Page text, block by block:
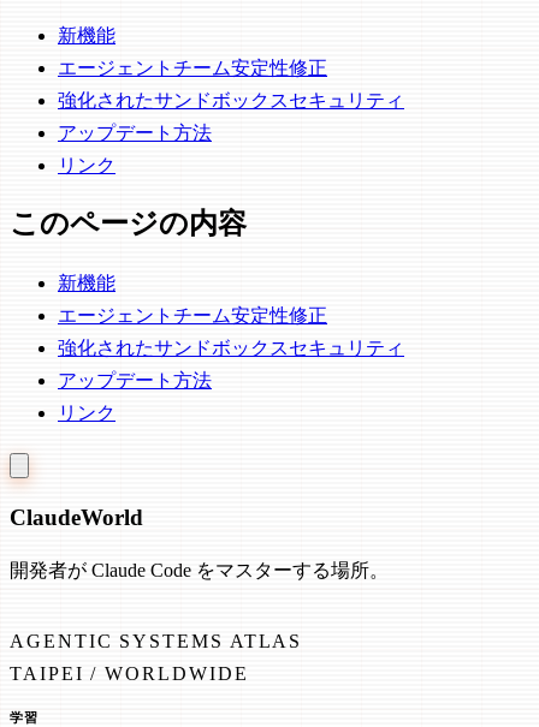
新機能
エージェントチーム安定性修正
強化されたサンドボックスセキュリティ
アップデート方法
リンク
このページの内容
新機能
エージェントチーム安定性修正
強化されたサンドボックスセキュリティ
アップデート方法
リンク
ClaudeWorld
開発者が Claude Code をマスターする場所。
AGENTIC SYSTEMS ATLAS
TAIPEI / WORLDWIDE
学習